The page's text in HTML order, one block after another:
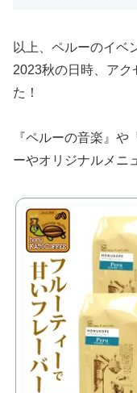
以上、ペルーのイベ
2023秋の日時、アク
た！
『ペルーの音楽』
ーやオリジナルメニ